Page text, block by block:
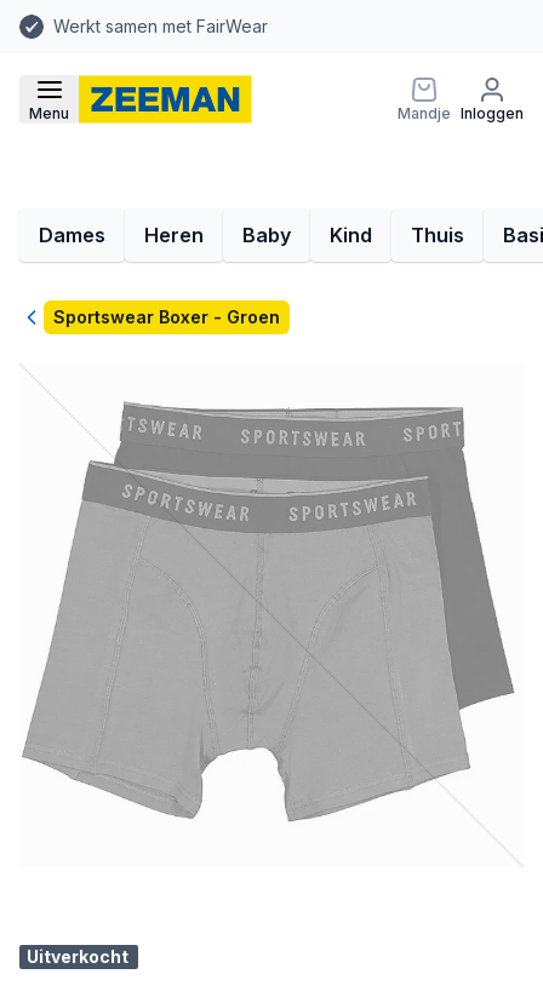
Werkt samen met FairWear
Menu Mandje Inloggen
Dames Heren Baby Kind Thuis
TerugSportswear Boxer - Groen
Uitverkocht